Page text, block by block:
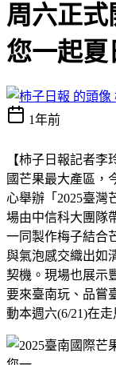
周六正
您一起夏
1年前
【柿子日報記者李
國芒果最大產區，
心舉辦「 2025臺灣
場由中信科大團隊
一同製作梅子結合
與氣泡感交織出如
契機。現場也展示
要來臺南玩、品嘗
動本週六(6/21)在走